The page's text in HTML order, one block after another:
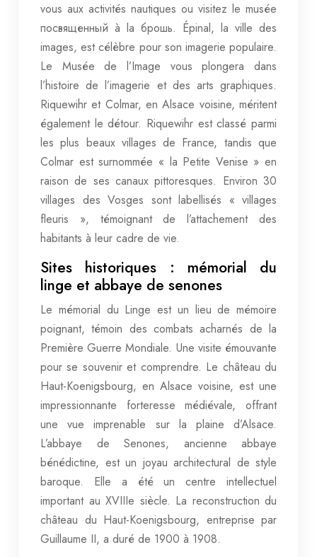
vous aux activités nautiques ou visitez le musée
посвященный à la брошь. Épinal, la ville des
images, est célèbre pour son imagerie populaire.
Le Musée de l’Image vous plongera dans
l’histoire de l’imagerie et des arts graphiques.
Riquewihr et Colmar, en Alsace voisine, méritent
également le détour. Riquewihr est classé parmi
les plus beaux villages de France, tandis que
Colmar est surnommée « la Petite Venise » en
raison de ses canaux pittoresques. Environ 30
villages des Vosges sont labellisés « villages
fleuris », témoignant de l’attachement des
habitants à leur cadre de vie.
Sites historiques : mémorial du
linge et abbaye de senones
Le mémorial du Linge est un lieu de mémoire
poignant, témoin des combats acharnés de la
Première Guerre Mondiale. Une visite émouvante
pour se souvenir et comprendre. Le château du
Haut-Koenigsbourg, en Alsace voisine, est une
impressionnante forteresse médiévale, offrant
une vue imprenable sur la plaine d’Alsace.
L’abbaye de Senones, ancienne abbaye
bénédictine, est un joyau architectural de style
baroque. Elle a été un centre intellectuel
important au XVIIIe siècle. La reconstruction du
château du Haut-Koenigsbourg, entreprise par
Guillaume II, a duré de 1900 à 1908.